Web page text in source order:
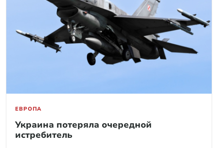
ЕВРОПА
Украина потеряла очередной
истребитель